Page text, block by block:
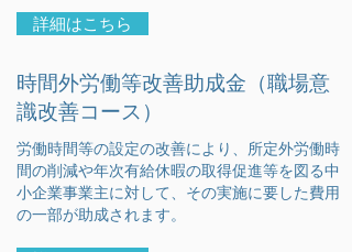
詳細はこちら
時間外労働等改善助成金（職場意
識改善コース）
労働時間等の設定の改善により、所定外労働時
間の削減や年次有給休暇の取得促進等を図る中
小企業事業主に対して、その実施に要した費用
の一部が助成されます。